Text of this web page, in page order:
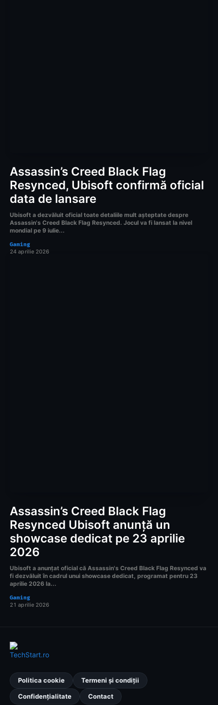
Assassin’s Creed Black Flag
Resynced, Ubisoft confirmă oficial
data de lansare
Ubisoft a dezvăluit oficial toate detaliile mult așteptate despre
Assassin's Creed Black Flag Resynced. Jocul va fi lansat la nivel
mondial pe 9 iulie...
Gaming
24 aprilie 2026
Assassin’s Creed Black Flag
Resynced Ubisoft anunță un
showcase dedicat pe 23 aprilie
2026
Ubisoft a anunțat oficial că Assassin's Creed Black Flag Resynced va
fi dezvăluit în cadrul unui showcase dedicat, programat pentru 23
aprilie 2026 la...
Gaming
21 aprilie 2026
Politica cookie Termeni și condiții
Confidențialitate Contact